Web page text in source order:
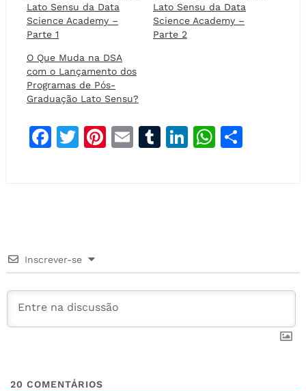
Lato Sensu da Data
Science Academy –
Parte 1
Lato Sensu da Data
Science Academy –
Parte 2
O Que Muda na DSA
com o Lançamento dos
Programas de Pós-
Graduação Lato Sensu?
F
o
k
T
Pi
st
E
T
Li W
p
Inscrever-se
20 COMENTÁRIOS